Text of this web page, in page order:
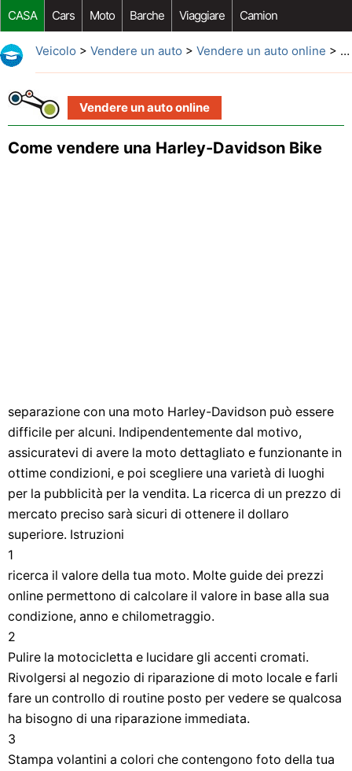
CASA Cars Moto Barche Viaggiare Camion
Riparazione Auto Acquisto Auto Car Opzioni Aftermarket
Veicolo > Vendere un auto > Vendere un auto online > Come vendere una Harley-Davidson Bike
Vendere un auto online
Come vendere una Harley-Davidson Bike
separazione con una moto Harley-Davidson può essere
difficile per alcuni. Indipendentemente dal motivo,
assicuratevi di avere la moto dettagliato e funzionante in
ottime condizioni, e poi scegliere una varietà di luoghi
per la pubblicità per la vendita. La ricerca di un prezzo di
mercato preciso sarà sicuri di ottenere il dollaro
superiore. Istruzioni
1
ricerca il valore della tua moto. Molte guide dei prezzi
online permettono di calcolare il valore in base alla sua
condizione, anno e chilometraggio.
2
Pulire la motocicletta e lucidare gli accenti cromati.
Rivolgersi al negozio di riparazione di moto locale e farli
fare un controllo di routine posto per vedere se qualcosa
ha bisogno di una riparazione immediata.
3
Stampa volantini a colori che contengono foto della tua